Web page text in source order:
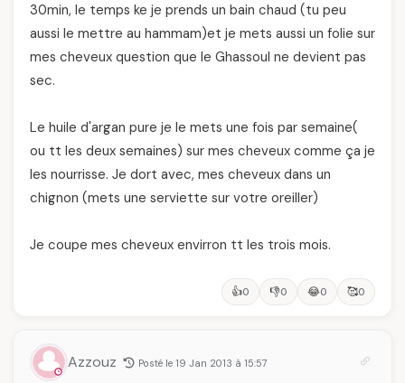
30min, le temps ke je prends un bain chaud (tu peu
aussi le mettre au hammam)et je mets aussi un folie sur
mes cheveux question que le Ghassoul ne devient pas
sec.
Le huile d'argan pure je le mets une fois par semaine(
ou tt les deux semaines) sur mes cheveux comme ça je
les nourrisse. Je dort avec, mes cheveux dans un
chignon (mets une serviette sur votre oreiller)
Je coupe mes cheveux envirron tt les trois mois.
👍0 👎0 😂0 🥰0
Azzouz Posté le 19 Jan 2013 à 15:57